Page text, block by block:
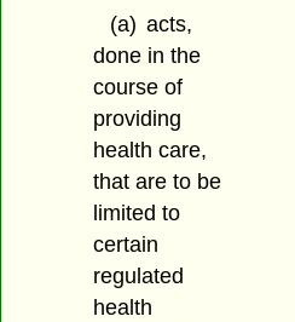
(a) acts,
done in the
course of
providing
health care,
that are to be
limited to
certain
regulated
health